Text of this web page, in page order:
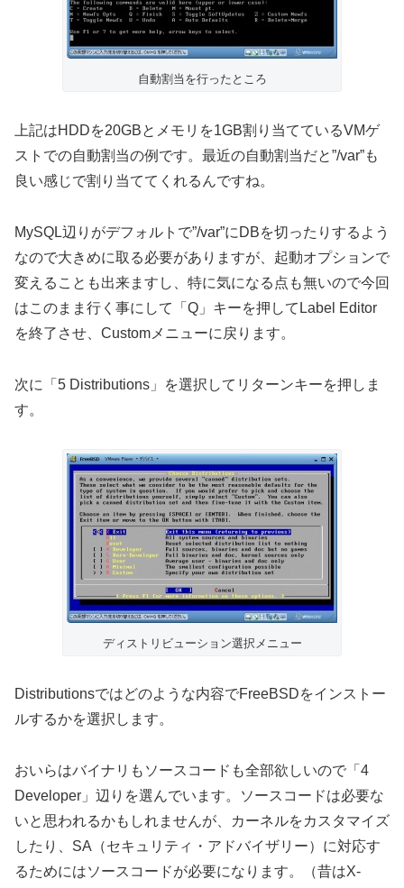
自動割当を行ったところ
上記はHDDを20GBとメモリを1GB割り当てているVMゲ
ストでの自動割当の例です。最近の自動割当だと”/var”も
良い感じで割り当ててくれるんですね。
MySQL辺りがデフォルトで”/var”にDBを切ったりするよう
なので大きめに取る必要がありますが、起動オプションで
変えることも出来ますし、特に気になる点も無いので今回
はこのまま行く事にして「Q」キーを押してLabel Editor
を終了させ、Customメニューに戻ります。
次に「5 Distributions」を選択してリターンキーを押しま
す。
ディストリビューション選択メニュー
Distributionsではどのような内容でFreeBSDをインストー
ルするかを選択します。
おいらはバイナリもソースコードも全部欲しいので「4
Developer」辺りを選んでいます。ソースコードは必要な
いと思われるかもしれませんが、カーネルをカスタマイズ
したり、SA（セキュリティ・アドバイザリー）に対応す
るためにはソースコードが必要になります。（昔はX-